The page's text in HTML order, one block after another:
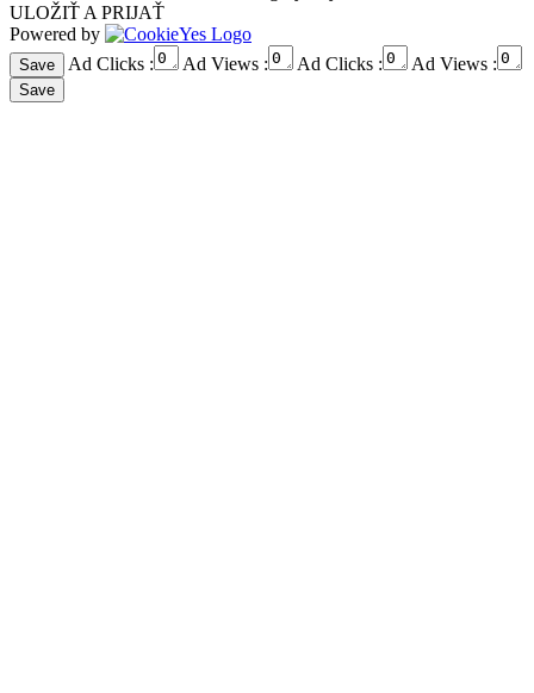
ULOŽIŤ A PRIJAŤ
Powered by
Ad Clicks :
Ad Views : Ad Clicks : Ad Views :